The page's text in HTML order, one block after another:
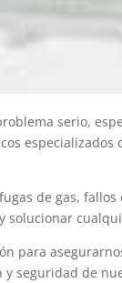
serio,
de gas,
para
seguridad de